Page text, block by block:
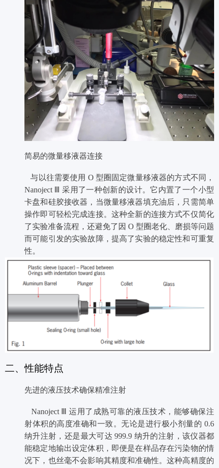
简易的微量移液器连接
与以往需要使用 O 型圈固定微量移液器的方式不同，
Nanoject Ⅲ 采用了一种创新的设计。它内置了一个小型
卡盘和硅胶接收器，当微量移液器填充油后，只需简单
操作即可轻松完成连接。这种全新的连接方式不仅简化
了实验准备流程，还避免了因 O 型圈老化、磨损等问题
而可能引发的实验故障，提高了实验的稳定性和可重复
性。
二、性能特点
先进的液压技术确保精准注射
Nanoject Ⅲ 运用了成熟可靠的液压技术，能够确保注
射体积的高度准确和一致。无论是进行极小剂量的 0.6
纳升注射，还是最大可达 999.9 纳升的注射，该仪器都
能稳定地输出设定体积，即便是在样品存在污染物的情
况下，也丝毫不会影响其精度和准确性。这种高精度的